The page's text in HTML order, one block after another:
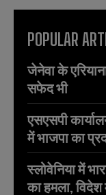
POPULAR
जेनेवा के
सफेद भी
एसएसपी
में भाजपा का
स्लोवेनिया में
का हमला,